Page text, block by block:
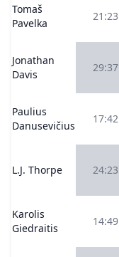
Tomaš
Pavelka
21:23
Jonathan
Davis
29:37
Paulius
Danusevičius
17:42
L.J. Thorpe 24:23
Karolis
Giedraitis
14:49